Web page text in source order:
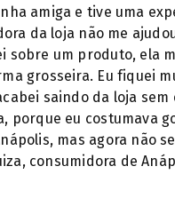
amiga e tive uma
da loja não me
sobre um produto, ela
grosseira. Eu fiquei
saindo da loja sem
porque eu costumava
mas agora não
consumidora de